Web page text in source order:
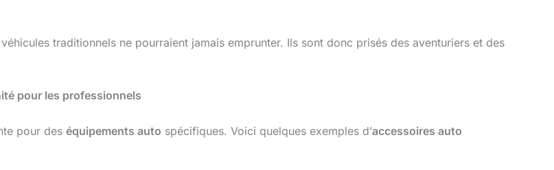
traditionnels ne pourraient jamais emprunter. Ils sont donc prisés des aventuriers et des
pour les professionnels
pour des équipements auto spécifiques. Voici quelques exemples d’accessoires auto